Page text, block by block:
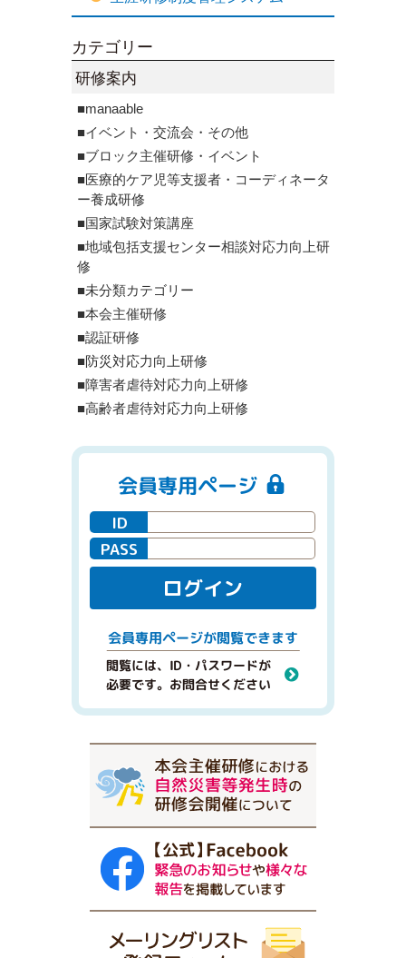
カテゴリー
研修案内
■manaable
■イベント・交流会・その他
■ブロック主催研修・イベント
■医療的ケア児等支援者・コーディネータ
ー養成研修
■国家試験対策講座
■地域包括支援センター相談対応力向上研
修
■未分類カテゴリー
■本会主催研修
■認証研修
■防災対応力向上研修
■障害者虐待対応力向上研修
■高齢者虐待対応力向上研修
会員専用ページ
ID
PASS
ログイン
会員専用ページが閲覧できます
閲覧には、ID・パスワードが
必要です。お問合せください